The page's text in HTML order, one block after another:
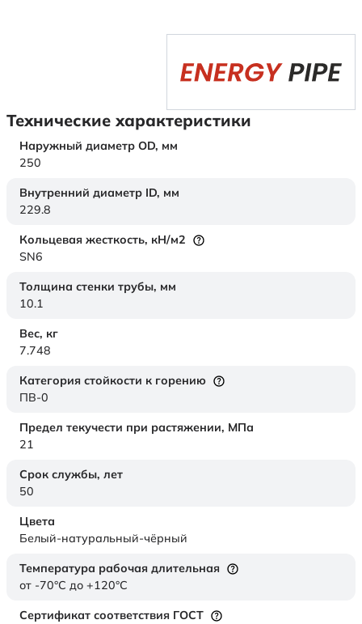
Технические характеристики
Наружный диаметр OD, мм
250
Внутренний диаметр ID, мм
229.8
Кольцевая жесткость, кН/м2
SN6
Толщина стенки трубы, мм
10.1
Вес, кг
7.748
Категория стойкости к горению
ПВ-0
Предел текучести при растяжении, МПа
21
Срок службы, лет
50
Цвета
Белый-натуральный-чёрный
Температура рабочая длительная
от -70°C до +120°C
Сертификат соответствия ГОСТ